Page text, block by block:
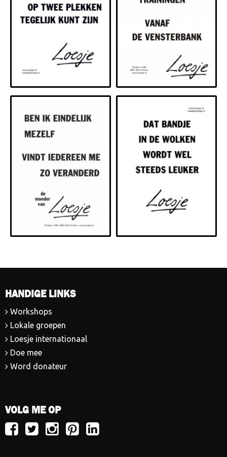
HANDIGE LINKS
Workshops
Lokale groepen
Loesje internationaal
Doe mee
Word donateur
VOLG ME OP
VolgVolgVolgVolgVolg